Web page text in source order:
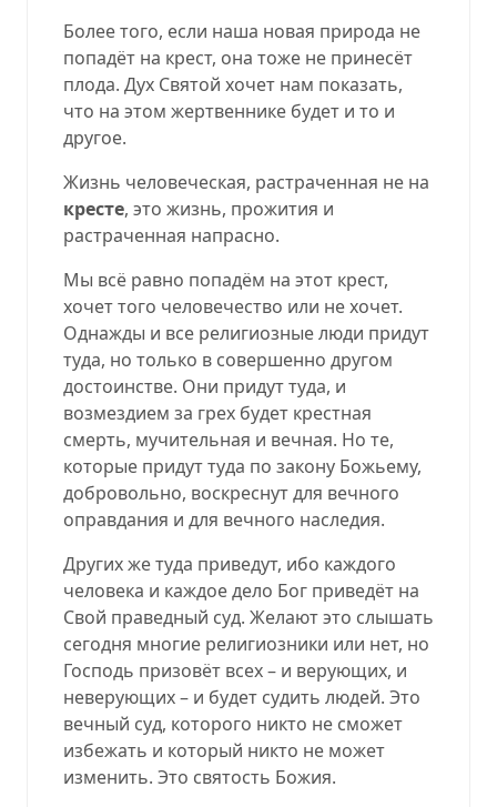
Более того, если наша новая природа не
попадёт на крест, она тоже не принесёт
плода. Дух Святой хочет нам показать,
что на этом жертвеннике будет и то и
другое.
Жизнь человеческая, растраченная не на
кресте, это жизнь, прожития и
растраченная напрасно.
Мы всё равно попадём на этот крест,
хочет того человечество или не хочет.
Однажды и все религиозные люди придут
туда, но только в совершенно другом
достоинстве. Они придут туда, и
возмездием за грех будет крестная
смерть, мучительная и вечная. Но те,
которые придут туда по закону Божьему,
добровольно, воскреснут для вечного
оправдания и для вечного наследия.
Других же туда приведут, ибо каждого
человека и каждое дело Бог приведёт на
Свой праведный суд. Желают это слышать
сегодня многие религиозники или нет, но
Господь призовёт всех – и верующих, и
неверующих – и будет судить людей. Это
вечный суд, которого никто не сможет
избежать и который никто не может
изменить. Это святость Божия.